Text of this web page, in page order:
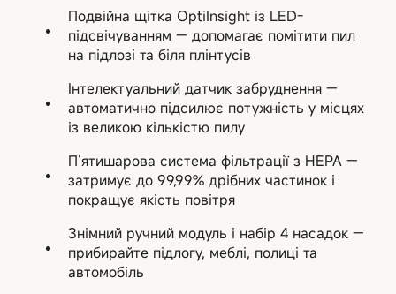
Подвійна щітка OptiInsight із LED-
підсвічуванням — допомагає помітити пил
на підлозі та біля плінтусів
Інтелектуальний датчик забруднення —
автоматично підсилює потужність у місцях
із великою кількістю пилу
П’ятишарова система фільтрації з HEPA —
затримує до 99,99% дрібних частинок і
покращує якість повітря
Знімний ручний модуль і набір 4 насадок —
прибирайте підлогу, меблі, полиці та
автомобіль